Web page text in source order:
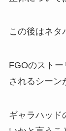
この後はネタ
FGOのスト
されるシーン
ギャラハッド